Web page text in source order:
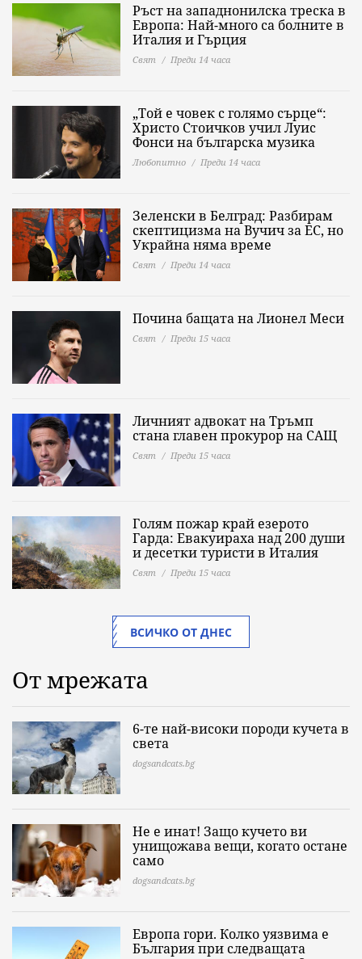
Ръст на западнонилска треска в
Европа: Най-много са болните в
Италия и Гърция
Свят Преди 14 часа
„Той е човек с голямо сърце“:
Христо Стоичков учил Луис
Фонси на българска музика
Любопитно Преди 14 часа
Зеленски в Белград: Разбирам
скептицизма на Вучич за ЕС, но
Украйна няма време
Свят Преди 14 часа
Почина бащата на Лионел Меси
Свят Преди 15 часа
Личният адвокат на Тръмп
стана главен прокурор на САЩ
Свят Преди 15 часа
Голям пожар край езерото
Гарда: Евакуираха над 200 души
и десетки туристи в Италия
Свят Преди 15 часа
ВСИЧКО ОТ ДНЕС
От мрежата
6-те най-високи породи кучета в
света
dogsandcats.bg
Не е инат! Защо кучето ви
унищожава вещи, когато остане
само
dogsandcats.bg
Европа гори. Колко уязвима е
България при следващата